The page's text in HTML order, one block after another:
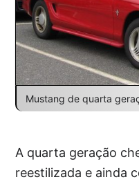
Mustang de quarta
A quarta geração
reestilizada e ainda